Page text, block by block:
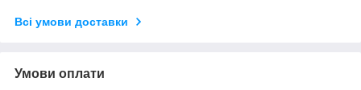
Всі умови доставки
Умови оплати